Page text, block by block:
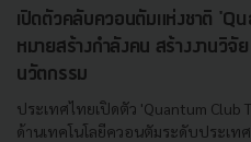
เปิดตัวคลับควอนตัมแห่งชาติ
หมายสร้างกำลังคน สร้างงานวิจั
นวัตกรรม
ประเทศไทยเปิดตัว 'Quantum
ด้านเทคโนโลยีควอนตัมระดับประเท